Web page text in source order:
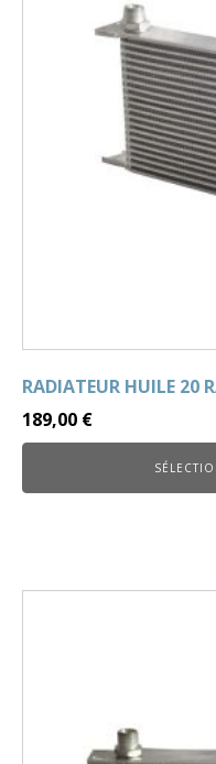
RADIATEUR HUILE 20
189,00 €